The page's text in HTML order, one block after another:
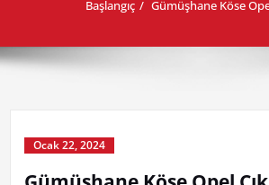
Başlangıç Gümüşhane Köse
Ocak 22, 2024